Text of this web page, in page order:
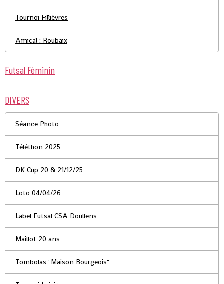
Tournoi Fillièvres
Amical : Roubaix
Futsal Féminin
DIVERS
Séance Photo
Téléthon 2025
DK Cup 20 & 21/12/25
Loto 04/04/26
Label Futsal CSA Doullens
Maillot 20 ans
Tombolas "Maison Bourgeois"